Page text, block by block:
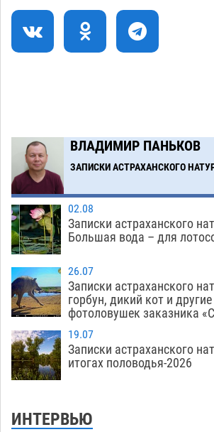
помойку
11:58
В Астрахани подросток угнал
похитил чужие мобильник с
10:43
Астраханский суд встал на
споре за возврат униформы
ВЛАДИМИР ПАНЬКОВ
ЗАПИСКИ АСТРАХАНСКОГО
02.08
Записки астраханского
Большая вода – для
26.07
Записки астраханского
горбун, дикий кот и
фотоловушек заказника
19.07
Записки астраханского
итогах половодья-2026
ИНТЕРВЬЮ